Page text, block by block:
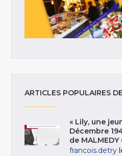
ARTICLES POPULAIRES
« Lily, une
Décembre
de
francois.detry